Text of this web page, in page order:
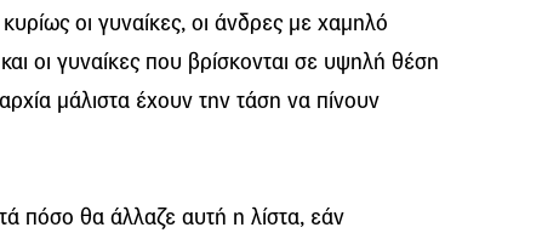
οι γυναίκες, οι άνδρες με χαμηλό
οι γυναίκες που βρίσκονται σε υψηλή θέση
μάλιστα έχουν την τάση να πίνουν
πόσο θα άλλαζε αυτή η λίστα, εάν